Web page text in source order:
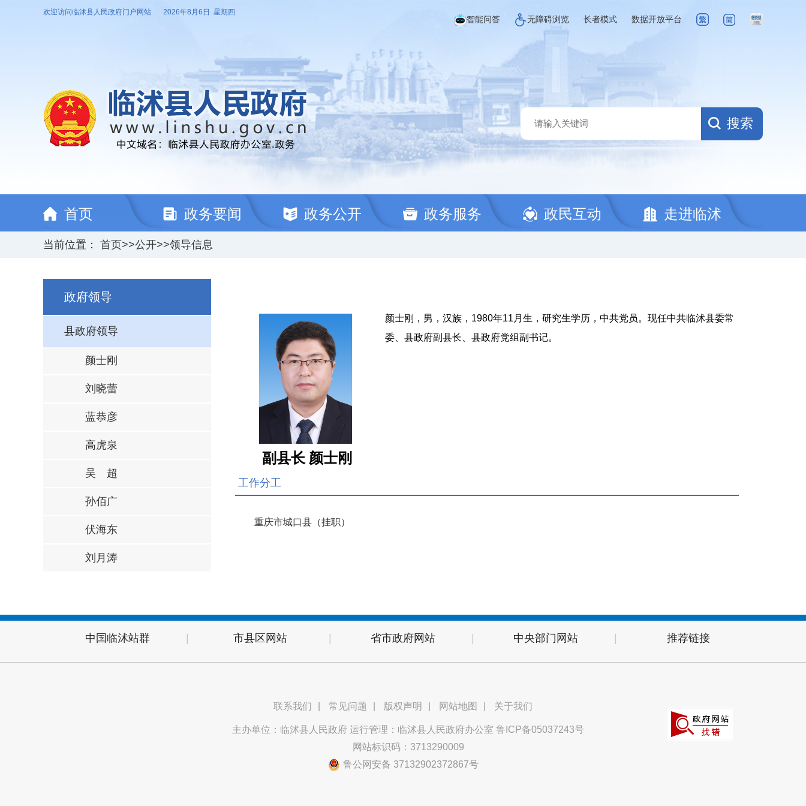
欢迎访问临沭县人民政府门户网站 2026年8月6日 星期四
智能问答 无障碍浏览 长者模式 数据开放平台
搜索
首页 政务要闻 政务公开 政务服务 政民互动 走进临沭
当前位置： 首页>>公开>>领导信息
政府领导
县政府领导
颜士刚
刘晓蕾
蓝恭彦
高虎泉
吴 超
孙佰广
伏海东
刘月涛
副县长 颜士刚
颜士刚，男，汉族，1980年11月生 ， 研究生学历， 中共党员。现任中共临沭县委常
委、县政府副县长、 县政府党组副书记。
工作分工
重庆市城口县（挂职）
中国临沭站群 市县区网站 省市政府网站 中央部门网站 推荐链接
联系我们 常见问题 版权声明 网站地图 关于我们
主办单位：临沭县人民政府 运行管理：临沭县人民政府办公室 鲁ICP备05037243号
网站标识码：3713290009
鲁公网安备 37132902372867号